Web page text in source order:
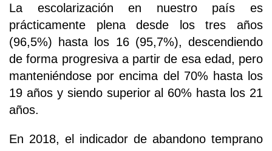
La escolarización en nuestro país es
prácticamente plena desde los tres años
(96,5%) hasta los 16 (95,7%), descendiendo
de forma progresiva a partir de esa edad, pero
manteniéndose por encima del 70% hasta los
19 años y siendo superior al 60% hasta los 21
años.
En 2018, el indicador de abandono temprano